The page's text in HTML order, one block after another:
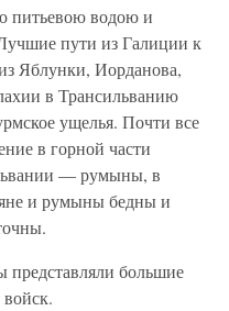
питьевою водою и
пути из Галиции к
Яблунки, Иорданова,
в Трансильванию
ущелья. Почти все
в горной части
— румыны, в
и румыны бедны и
представляли большие
войск.